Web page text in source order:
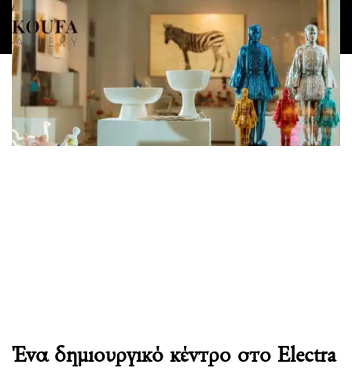
Ένα δημιουργικό κέντρο στο Electra